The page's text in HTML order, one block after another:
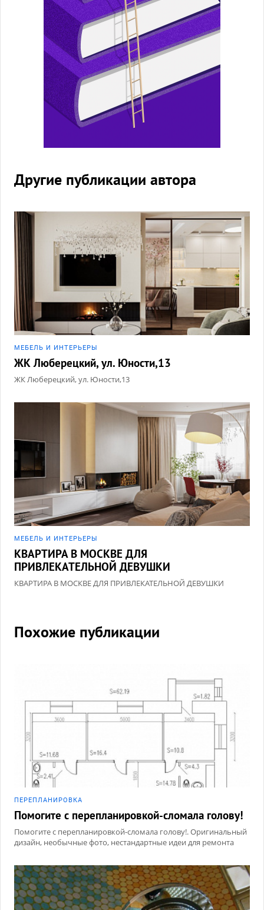
Другие публикации автора
МЕБЕЛЬ И ИНТЕРЬЕРЫ
ЖК Люберецкий, ул. Юности,13
ЖК Люберецкий, ул. Юности,13
МЕБЕЛЬ И ИНТЕРЬЕРЫ
КВАРТИРА В МОСКВЕ ДЛЯ
ПРИВЛЕКАТЕЛЬНОЙ ДЕВУШКИ
КВАРТИРА В МОСКВЕ ДЛЯ ПРИВЛЕКАТЕЛЬНОЙ ДЕВУШКИ
Похожие публикации
ПЕРЕПЛАНИРОВКА
Помогите с перепланировкой-сломала голову!
Помогите с перепланировкой-сломала голову!. Оригинальный
дизайн, необычные фото, нестандартные идеи для ремонта